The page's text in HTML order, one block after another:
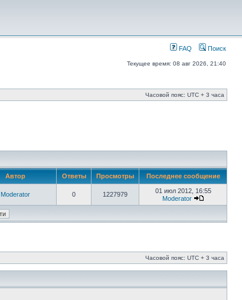
FAQ Поиск
Текущее время: 08 авг 2026, 21:40
Часовой пояс: UTC + 3 часа
Автор Ответы Просмотры Последнее сообщение
Moderator 0 1227979
01 июл 2012, 16:55
Moderator
Часовой пояс: UTC + 3 часа